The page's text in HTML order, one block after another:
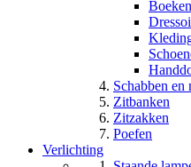
Schabben en
Zitbanken
Zitzakken
Poefen
Verlichting